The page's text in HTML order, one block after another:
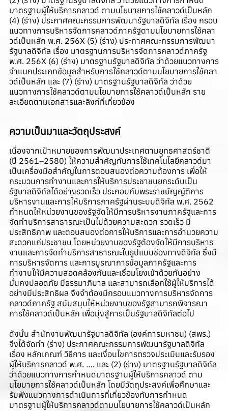
มาตรฐานผู้ให้บริการคลาวด์ ตามนโยบายการใช้คลาวด์เป็นหลัก
(4) (ร่าง) ประกาศคณะกรรมการพัฒนารัฐบาลดิจิทัล เรื่อง กรอบ
แนวทางการบริหารจัดการคลาวด์ภาครัฐตามนโยบายการใช้คลา
วด์เป็นหลัก พ.ศ. 256X (5) (ร่าง) ประกาศคณะกรรมการพัฒนา
รัฐบาลดิจิทัล เรื่อง มาตรฐานการบริหารจัดการคลาวด์ภาครัฐ
พ.ศ. 256X (6) (ร่าง) มาตรฐานรัฐบาลดิจิทัล ว่าด้วยแนวทางการ
จำแนกประเภทข้อมูลสำหรับการใช้คลาวด์ตามนโยบายการใช้คลา
วด์เป็นหลัก และ (7) (ร่าง) มาตรฐานรัฐบาลดิจิทัล ว่าด้วย
แนวทางการใช้คลาวด์ตามนโยบายการใช้คลาวด์เป็นหลัก ราย
ละเอียดตามเอกสารและลิงก์ที่เกี่ยวข้อง
ความเป็นมาและวัตถุประสงค์
เนื่องจากเป้าหมายของการพัฒนาประเทศตามยุทธศาสตร์ชาติ
(ปี 2561–2580) ให้ความสำคัญกับการใช้เทคโนโลยีคลาวด์มา
เป็นเครื่องมือสำคัญในการตอบสนองต่อความต้องการ เพื่อให้
กระบวนการทำงานและการให้บริการประชาชนยกระดับเป็น
รัฐบาลดิจิทัลได้อย่างรวดเร็ว ประกอบกับพระราชบัญญัติการ
บริหารงานและการให้บริการภาครัฐผ่านระบบดิจิทัล พ.ศ. 2562
กำหนดให้หน่วยงานของรัฐจัดให้มีการบริหารงานภาครัฐและการ
จัดทำบริการสาธารณะเป็นไปด้วยความสะดวก รวดเร็ว มี
ประสิทธิภาพ และตอบสนองต่อการให้บริการและการอำนวยความ
สะดวกแก่ประชาชน โดยหน่วยงานของรัฐต้องจัดให้มีการบริหาร
งานและการจัดทำบริการสาธารณะในรูปแบบช่องทางดิจิทัล ซึ่งมี
การบริหารจัดการ และการบูรณาการข้อมูลภาครัฐและการ
ทำงานให้มีความสอดคล้องกันและเชื่อมโยงเข้าด้วยกันอย่าง
มั่นคงปลอดภัย มีธรรมาภิบาล และสามารถเลือกใช้ผู้ให้บริการได้
อย่างมีประสิทธิผล จึงจำต้องมีกรอบแนวทางการบริหารจัดการ
คลาวด์ภาครัฐ สนับสนุนให้หน่วยงานของรัฐสามารถพิจารณา
การใช้คลาวด์เป็นหลัก เพื่อมุ่งสู่การเป็นรัฐบาลดิจิทัลต่อไป
ดังนั้น สำนักงานพัฒนารัฐบาลดิจิทัล (องค์การมหาชน) (สพร.)
จึงได้จัดทำ (ร่าง) ประกาศคณะกรรมการพัฒนารัฐบาลดิจิทัล
เรื่อง หลักเกณฑ์ วิธีการ และเงื่อนไขการตรวจประเมินและรับรอง
ผู้ให้บริการคลาวด์ พ.ศ. …. และ (2) (ร่าง) มาตรฐานรัฐบาลดิจิทัล
ว่าด้วยแนวทางการกำหนดมาตรฐานผู้ให้บริการคลาวด์ ตาม
นโยบายการใช้คลาวด์เป็นหลัก โดยมีวัตถุประสงค์เพื่อศึกษาและ
รับฟังแนวทางการดำเนินการที่เกี่ยวข้องกับการกำหนด
มาตรฐานผู้ให้บริการคลาวด์ตามนโยบายการใช้คลาวด์เป็นหลัก